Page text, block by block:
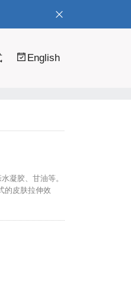
English
凝胶、甘油等。
的皮肤拉伸效